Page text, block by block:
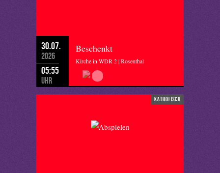
30.07.
2026
05:55
Uhr
Beschenkt
Kirche in WDR 2 | Rosenthal
katholisch